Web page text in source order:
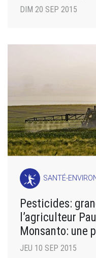
DIM 20 SEP 2015
SANTÉ-
Pesticides:
l’agriculteur
Monsanto: une
JEU 10 SEP 2015